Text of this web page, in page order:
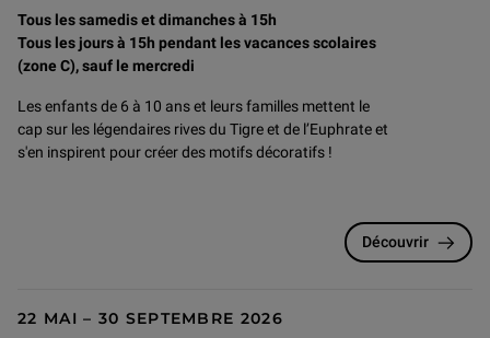
Tous les samedis et dimanches à 15h
Tous les jours à 15h pendant les vacances scolaires
(zone C), sauf le mercredi
Les enfants de 6 à 10 ans et leurs familles mettent le
cap sur les légendaires rives du Tigre et de l’Euphrate et
s'en inspirent pour créer des motifs décoratifs !
Découvrir
22 MAI – 30 SEPTEMBRE 2026